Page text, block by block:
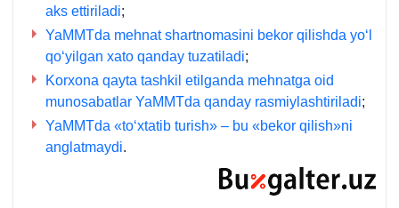
aks ettiriladi;
YaMMTda mehnat shartnomasini bekor qilishda yoʻl
qoʻyilgan хato qanday tuzatiladi;
Korхona qayta tashkil etilganda mehnatga oid
munosabatlar YaMMTda qanday rasmiylashtiriladi;
YaMMTda «toʻхtatib turish» – bu «bekor qilish»ni
anglatmaydi.